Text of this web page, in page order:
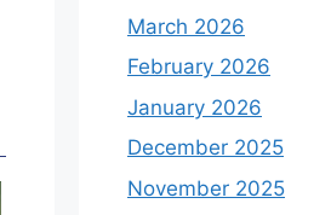
March 2026
February 2026
January 2026
December 2025
November 2025